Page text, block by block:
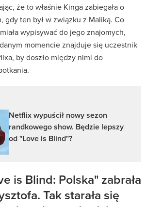
że to właśnie Kinga zabiegała o
gdy ten był w związku z Maliką. Co
wypisywać do jego znajomych,
momencie znajduje się uczestnik
by doszło między nimi do
Netflix wypuścił nowy sezon
randkowego show. Będzie lepszy
od "Love is Blind"?
is Blind: Polska" zabrała
Tak starała się